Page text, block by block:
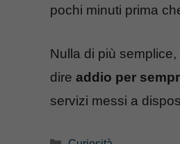
pochi minuti prima
Nulla di più
dire addio per
servizi messi a